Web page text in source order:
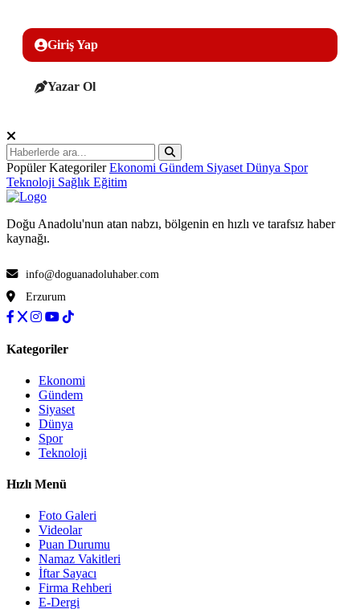
Giriş Yap
Yazar Ol
Popüler Kategoriler Ekonomi Gündem SiyasetDünya Spor
Teknoloji Sağlık Eğitim
Doğu Anadolu'nun atan nabzı, bölgenin en hızlı ve tarafsız haber
kaynağı.
info@doguanadoluhaber.com
Erzurum
Kategoriler
Ekonomi
Gündem
Siyaset
Dünya
Spor
Teknoloji
Hızlı Menü
Foto Galeri
Videolar
Puan Durumu
Namaz Vakitleri
İftar Sayacı
Firma Rehberi
E-Dergi